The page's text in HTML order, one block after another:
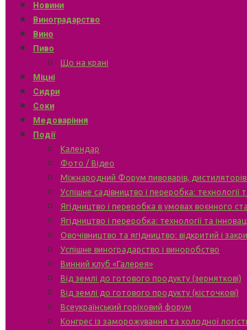
Новини
Виноградарство
Вино
Пиво
Що на крані
Міцні
Сидри
Соки
Медоваріння
Події
Календар
Фото / Відео
Міжнародний Форум пивоварів, дистиляторів
Успішне садівництво і переробка: технології
Ягідництво і переробка в умовах воєнного
Ягідництво і переробка: технології та
Овочівництво та ягідництво: відкритий і
Успішне виноградарство і виноробство
Винний клуб «Галерея»
Від землі до готового продукту (зерняткові)
Від землі до готового продукту (кісточкові)
Всеукраїнський горіховий форум
Конгрес із заморожування та холодної